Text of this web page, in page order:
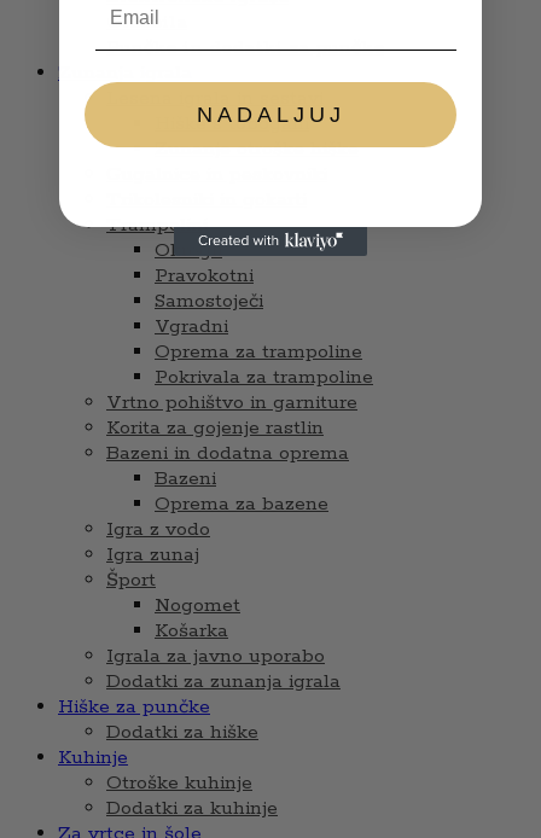
Glasbila
Punčke in dodatki za punčke
Hiške s tobogani
Zunanje otroške hiške
Trampolini
Okrogli
Pravokotni
Samostoječi
Vgradni
Oprema za trampoline
Pokrivala za trampoline
Vrtno pohištvo in garniture
Korita za gojenje rastlin
Bazeni in dodatna oprema
Bazeni
Oprema za bazene
Igra z vodo
Igra zunaj
Šport
Nogomet
Košarka
Igrala za javno uporabo
Dodatki za zunanja igrala
Hiške za punčke
Dodatki za hiške
Kuhinje
Otroške kuhinje
Dodatki za kuhinje
NADALJUJ